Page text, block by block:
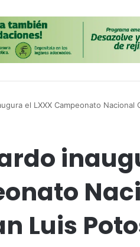
el LXXX Campeonato Nacional
Luis